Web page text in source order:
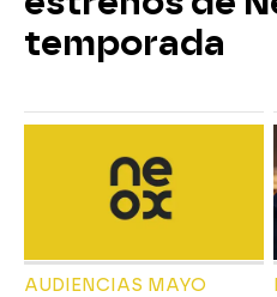
temporada
AUDIENCIAS MAYO